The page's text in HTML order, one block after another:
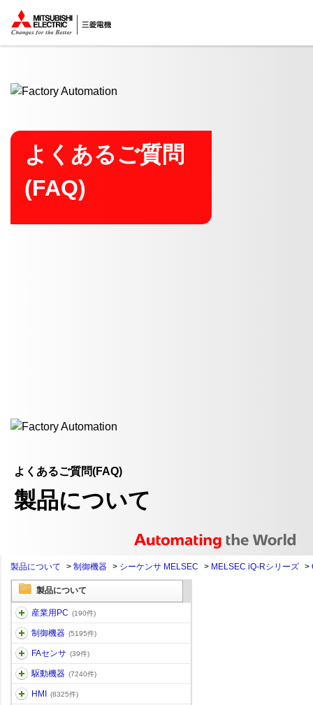
ここから本文
よくあるご質問
(FAQ)
よくあるご質問(FAQ)
製品について
製品について > 制御機器 > シーケンサ MELSEC > MELSEC iQ-Rシリーズ >
製品について
産業用PC (190件)
制御機器 (5195件)
FAセンサ (39件)
駆動機器 (7240件)
HMI (8325件)